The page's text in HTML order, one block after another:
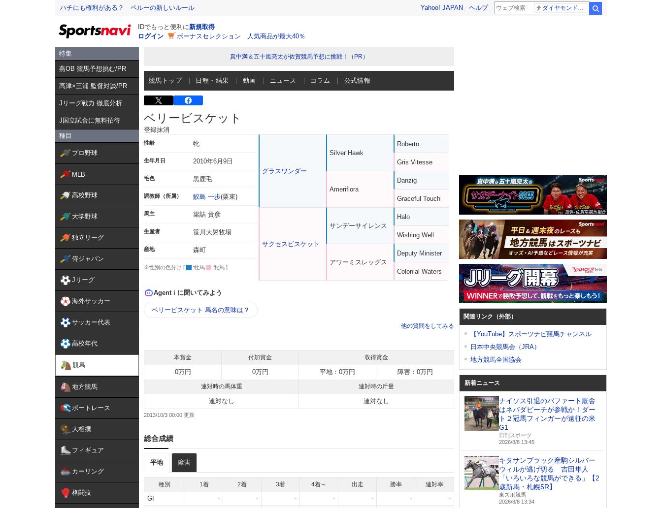
ハチにも権利がある？ ペルーの新しいルール Yahoo! JAPAN ヘルプ
IDでもっと便利に新規取得
ログイン
ボーナスセレクション 人気商品が最大40％
特集
燕OB 競馬予想挑む/PR
髙津×三浦 監督対談/PR
Jリーグ戦力 徹底分析
J国立試合に無料招待
種目
プロ野球
MLB
高校野球
大学野球
独立リーグ
侍ジャパン
Jリーグ
海外サッカー
サッカー代表
高校年代
競馬
地方競馬
ボートレース
大相撲
フィギュア
カーリング
格闘技
真中満＆五十嵐亮太が佐賀競馬予想に挑戦！（PR）
競馬トップ 日程・結果 動画 ニュース コラム 公式情報
ベリービスケット
登録抹消
性齢 牝
生年月日 2010年6月9日
毛色 黒鹿毛
調教師（所属） 鮫島 一歩(栗東)
馬主 簗詰 貴彦
生産者 笹川大晃牧場
産地 森町
※性別の色分け [ :牡馬 :牝馬 ]
グラスワンダー
サクセスビスケット
Silver Hawk
Ameriflora
サンデーサイレンス
アワーミスレッグス
Roberto
Gris Vitesse
Danzig
Graceful Touch
Halo
Wishing Well
Deputy Minister
Colonial Waters
Agent i に聞いてみよう
ベリービスケット 馬名の意味は？
他の質問をしてみる
本賞金 付加賞金 収得賞金
0万円 0万円 平地：0万円 障害：0万円
連対時の馬体重 連対時の斤量
連対なし 連対なし
2013/10/3 00:00
総合成績
平地 障害
種別 1着 2着 3着 4着～ 出走 勝率 連対率
GI - - - - - -
-
関連リンク（外部）
【YouTube】スポーツナビ競馬チャンネル
日本中央競馬会（JRA）
地方競馬全国協会
新着ニュース
ナイソス引退のバファート厩舎
はネバダビーチが参戦か！ダー
ト２冠馬フィンガーが遠征の米
G1
日刊スポーツ
2026/8/8 13:45
キタサンブラック産駒シルバー
ウィルが逃げ切る 吉田隼人
「いろいろな競馬ができる」【2
歳新馬・札幌5R】
東スポ競馬
2026/8/8 13:34